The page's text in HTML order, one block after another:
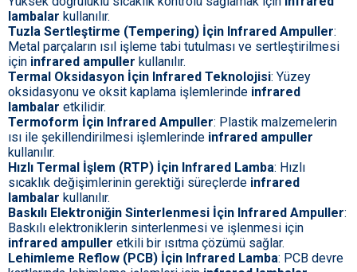
lambalar kullanılır.
Tuzla Sertleştirme (Tempering) İçin Infrared Ampuller:
Metal parçaların ısıl işleme tabi tutulması ve sertleştirilmesi
için infrared ampuller kullanılır.
Termal Oksidasyon İçin Infrared Teknolojisi: Yüzey
oksidasyonu ve oksit kaplama işlemlerinde infrared
lambalar etkilidir.
Termoform İçin Infrared Ampuller: Plastik malzemelerin
ısı ile şekillendirilmesi işlemlerinde infrared ampuller
kullanılır.
Hızlı Termal İşlem (RTP) İçin Infrared Lamba: Hızlı
sıcaklık değişimlerinin gerektiği süreçlerde infrared
lambalar kullanılır.
Baskılı Elektroniğin Sinterlenmesi İçin Infrared Ampuller:
Baskılı elektroniklerin sinterlenmesi ve işlenmesi için
infrared ampuller etkili bir ısıtma çözümü sağlar.
Lehimleme Reflow (PCB) İçin Infrared Lamba: PCB devre